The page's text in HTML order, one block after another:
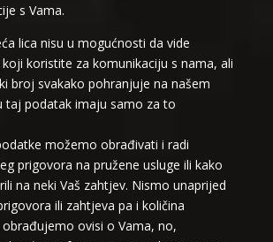
s Vama.
lica nisu u mogućnosti da vide
koristite za komunikaciju s nama, ali
broj svakako pohranjuje na našem
taj podatak imaju samo za to
možemo obrađivati i radi
prigovora na pružene usluge ili kako
na neki Vaš zahtjev. Nismo unaprijed
ili zahtjeva pa i količina
ovisi o Vama, no,